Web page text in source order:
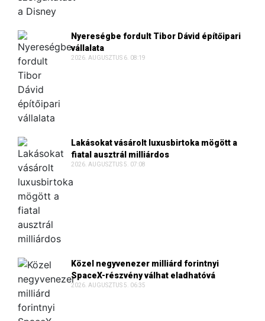
Nyereségbe fordult Tibor Dávid építőipari
vállalata
2026. AUGUSZTUS 6. 08:19
Lakásokat vásárolt luxusbirtoka mögött a
fiatal ausztrál milliárdos
2026. AUGUSZTUS 5. 07:08
Közel negyvenezer milliárd forintnyi
SpaceX-részvény válhat eladhatóvá
2026. AUGUSZTUS 5. 06:35